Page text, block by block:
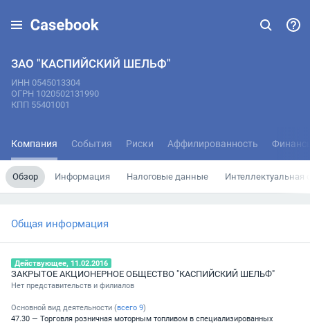
ЗАО "КАСПИЙСКИЙ ШЕЛЬФ"
ИНН 0545013304
ОГРН 1020502131990
КПП 55401001
Компания События Риски Аффилированность
Обзор Информация Налоговые данные Интеллектуальная
Общая информация
Действующее, 11.02.2016
ЗАКРЫТОЕ АКЦИОНЕРНОЕ ОБЩЕСТВО "КАСПИЙСКИЙ ШЕЛЬФ"
Нет представительств и филиалов
Основной вид деятельности (всего 9)
47.30 — Торговля розничная моторным топливом в специализированных